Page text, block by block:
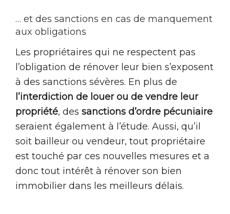
… et des sanctions en cas de manquement
aux obligations
Les propriétaires qui ne respectent pas
l’obligation de rénover leur bien s’exposent
à des sanctions sévères. En plus de
l’interdiction de louer ou de vendre leur
propriété, des sanctions d’ordre pécuniaire
seraient également à l’étude. Aussi, qu’il
soit bailleur ou vendeur, tout propriétaire
est touché par ces nouvelles mesures et a
donc tout intérêt à rénover son bien
immobilier dans les meilleurs délais.